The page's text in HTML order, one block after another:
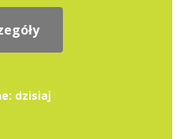
dzisiaj